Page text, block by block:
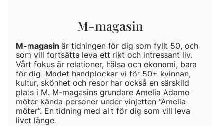
M-magasin
M-magasin är tidningen för dig som fyllt 50, och
som vill fortsätta leva ett rikt och intressant liv.
Vårt fokus är relationer, hälsa och ekonomi, bara
för dig. Modet handplockar vi för 50+ kvinnan,
kultur, skönhet och resor har också en särskild
plats i M. M-magasins grundare Amelia Adamo
möter kända personer under vinjetten ”Amelia
möter”. En tidning med allt för dig som vill leva
livet länge.